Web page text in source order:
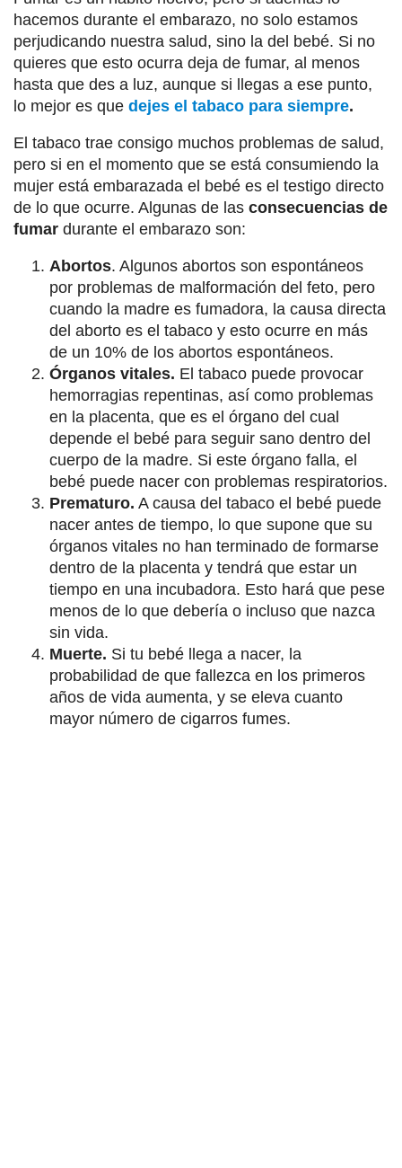
hacemos durante el embarazo, no solo estamos
perjudicando nuestra salud, sino la del bebé. Si no
quieres que esto ocurra deja de fumar, al menos
hasta que des a luz, aunque si llegas a ese punto,
lo mejor es que dejes el tabaco para siempre.
El tabaco trae consigo muchos problemas de salud,
pero si en el momento que se está consumiendo la
mujer está embarazada el bebé es el testigo directo
de lo que ocurre. Algunas de las consecuencias de
fumar durante el embarazo son:
Abortos. Algunos abortos son espontáneos
por problemas de malformación del feto, pero
cuando la madre es fumadora, la causa directa
del aborto es el tabaco y esto ocurre en más
de un 10% de los abortos espontáneos.
Órganos vitales. El tabaco puede provocar
hemorragias repentinas, así como problemas
en la placenta, que es el órgano del cual
depende el bebé para seguir sano dentro del
cuerpo de la madre. Si este órgano falla, el
bebé puede nacer con problemas respiratorios.
Prematuro. A causa del tabaco el bebé puede
nacer antes de tiempo, lo que supone que su
órganos vitales no han terminado de formarse
dentro de la placenta y tendrá que estar un
tiempo en una incubadora. Esto hará que pese
menos de lo que debería o incluso que nazca
sin vida.
Muerte. Si tu bebé llega a nacer, la
probabilidad de que fallezca en los primeros
años de vida aumenta, y se eleva cuanto
mayor número de cigarros fumes.